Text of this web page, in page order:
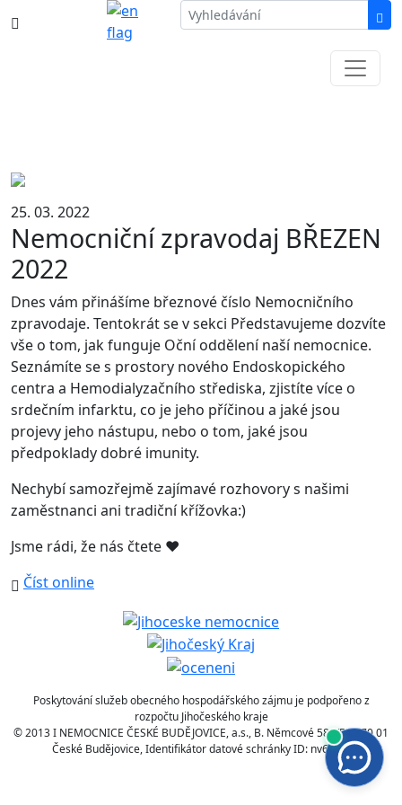
25. 03. 2022
Nemocniční zpravodaj BŘEZEN
2022
Dnes vám přinášíme březnové číslo Nemocničního
zpravodaje. Tentokrát se v sekci Představujeme dozvíte
vše o tom, jak funguje Oční oddělení naší nemocnice.
Seznámíte se s prostory nového Endoskopického
centra a Hemodialyzačního střediska, zjistíte více o
srdečním infarktu, co je jeho příčinou a jaké jsou
projevy jeho nástupu, nebo o tom, jaké jsou
předpoklady dobré imunity.
Nechybí samozřejmě zajímavé rozhovory s našimi
zaměstnanci ani tradiční křížovka:)
Jsme rádi, že nás čtete ❤️
Číst online
Poskytování služeb obecného hospodářského zájmu je podpořeno z
rozpočtu Jihočeského kraje
© 2013 I NEMOCNICE ČESKÉ BUDĚJOVICE, a.s., B. Němcové 585/54 370 01
České Budějovice, Identifikátor datové schránky ID: nv6fc5q